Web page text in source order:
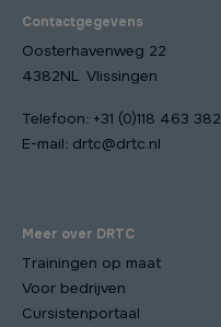
Contactgegevens
Oosterhavenweg 22
4382NL Vlissingen
Telefoon: +31 (0)118 463 382
E-mail: drtc@drtc.nl
Meer over DRTC
Trainingen op maat
Voor bedrijven
Cursistenportaal